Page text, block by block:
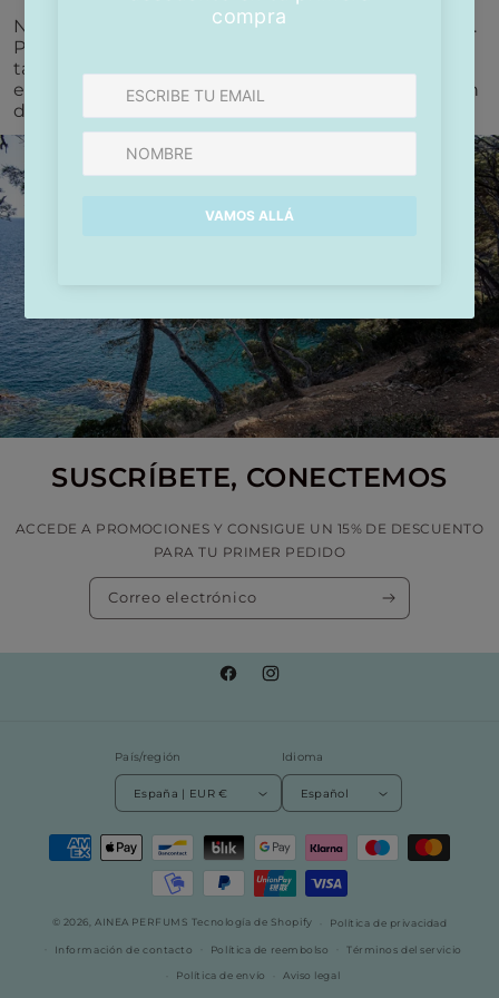
Nosotros tenemos la suerte de vivir frente al mar.
Pero para quienes no pueden tener ese aroma
tan cerca, hemos creado dos perfumes
excepcionales que capturan su esencia y la llevan
directamente a tu hogar.
SUSCRÍBETE, CONECTEMOS
ACCEDE A PROMOCIONES Y CONSIGUE UN 15% DE DESCUENTO
PARA TU PRIMER PEDIDO
Correo electrónico
FacebookInstagram
País/región
España | EUR €
Idioma
Español
Formas
© 2026,AINEA PERFUMS Tecnología de Shopify Política de privacidad
Información de contacto Política de reembolso Términos del servicio
Política de envío Aviso legal